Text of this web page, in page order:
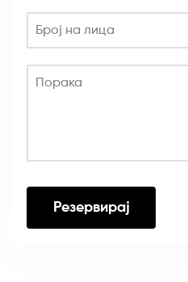
Број на лица
Порака
Резервирај